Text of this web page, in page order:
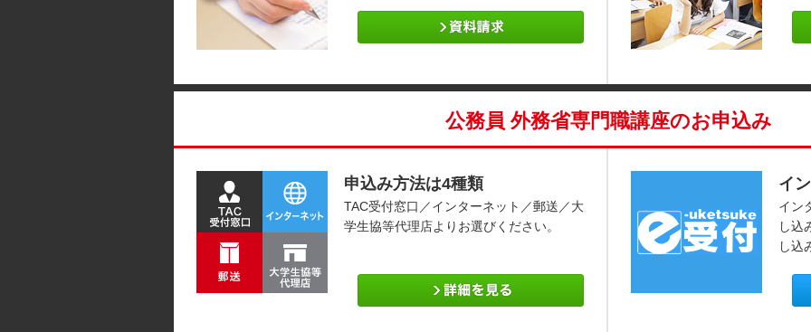
公務員 外務省専門職講座のお申込み
申込み方法は4種類
TAC受付窓口／インターネット／郵送／大
学生協等代理店よりお選びください。
イ
イン
し込
し込